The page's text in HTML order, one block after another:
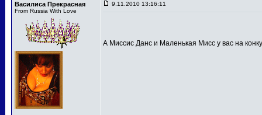
Василиса Прекрасная
From Russia With Love
9.11.2010 13:16:11
А Миссис Данс и Маленькая Мисс у вас на